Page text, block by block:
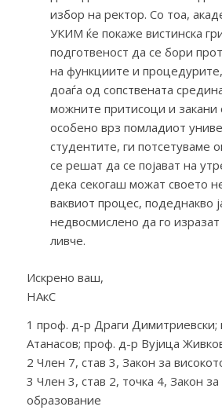
избор на ректор. Со тоа,
УКИМ ќе покаже вистинска
подготвеност да се бори
на функциите и
доаѓа од сопствената
можните притисоци и закани
особено врз помладиот
студентите, ги потсетуваме
се решат да се појават на
дека секогаш можат своето
ваквиот процес, подеднакво
недвосмислено да го изразат
ливче.
Искрено ваш,
НАкС
1 проф. д-р Драги
Атанасов; проф. д-р Вујица
2 Член 7, став 3, Закон за
3 Член 3, став 2, точка 4, Закон за
образование